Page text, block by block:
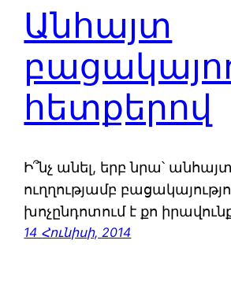
Անհայտ
հետքերով
Ի՞նչ անել, երբ նրա՝ անհայտ
ուղղությամբ
խոչընդոտում է քո
14 Հունիսի, 2014